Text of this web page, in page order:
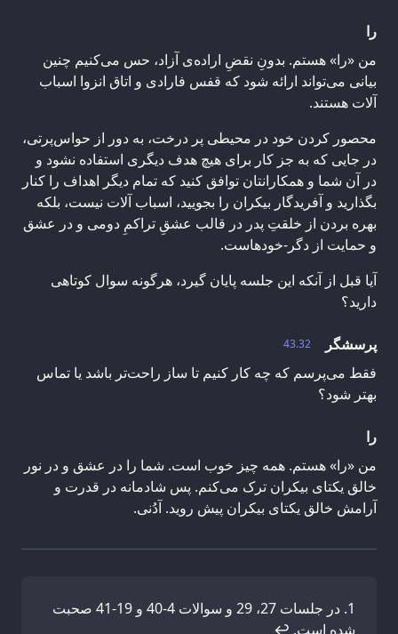
را
من «را» هستم. بدونِ نقضِ اراده‌ی آزاد، حس می‌کنیم چنین
بیانی می‌تواند ارائه شود که قفس فارادی و اتاق انزوا اسباب
آلات هستند.
محصور کردن خود در محیطی پر درخت، به دور از حواس‌پرتی،
در جایی که به جز کار برای هیچ هدف دیگری استفاده نشود و
در آن شما و همکارانتان توافق کنید که تمام دیگر اهداف را کنار
بگذارید و آفریدگار بیکران را بجویید، اسباب آلات نیست، بلکه
بهره‌ بردن از خلقتِ پدر در قالب عشقِ تراکمِ دومی و در عشق
و حمایت از دگر-خودهاست.
آیا قبل از آنکه این جلسه پایان گیرد، هرگونه سوال کوتاهی
دارید؟
43.32
پرسشگر
فقط می‌پرسم که چه کار کنیم تا ساز راحت‌تر باشد یا تماس
بهتر شود؟
را
من «را» هستم. همه چیز خوب است. شما را در عشق و در نور
خالق یکتای بیکران ترک می‌کنم. پس شادمانه در قدرت و
آرامش خالق یکتای بیکران پیش روید. آدُنی.
در جلسات 27، 29 و سوالات 4-40 و 19-41 صحبت
شده است. ↩